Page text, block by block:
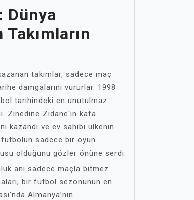
Dünya
Takımların
takımlar, sadece maç
damgalarını vururlar. 1998
tarihindeki en unutulmaz
Zinedine Zidane'ın kafa
kazandı ve ev sahibi ülkenin
sadece bir oyun
olduğunu gözler önüne serdi.
anı sadece maçla bitmez.
bir futbol sezonunun en
Almanya’nın